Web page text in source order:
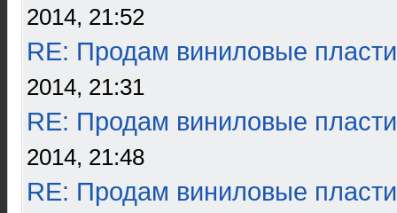
2014, 21:52
RE: Продам виниловые
2014, 21:31
RE: Продам виниловые
2014, 21:48
RE: Продам виниловые